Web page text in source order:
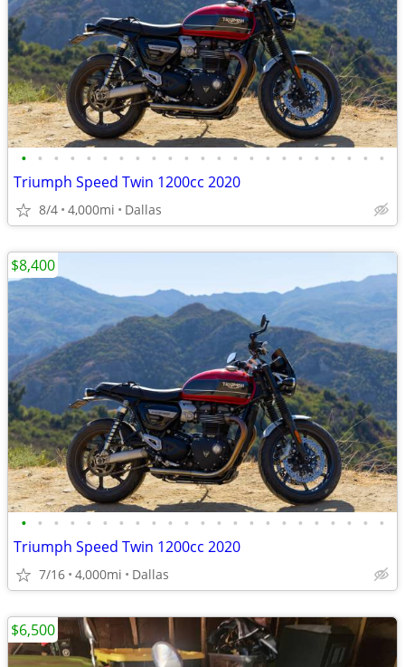
• • • • • • • • • • • • • • • • • • • • • • •
Triumph Speed Twin 1200cc 2020
8/4 4,000mi Dallas
• • • • • • • • • • • • • • • • • • • • • • •
Triumph Speed Twin 1200cc 2020
7/16 4,000mi Dallas
$8,400
$6,500